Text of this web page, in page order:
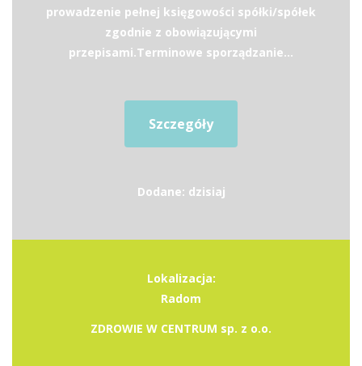
prowadzenie pełnej księgowości spółki/spółek
zgodnie z obowiązującymi
przepisami.Terminowe sporządzanie...
Szczegóły
Dodane: dzisiaj
Lokalizacja:
Radom
ZDROWIE W CENTRUM sp. z o.o.